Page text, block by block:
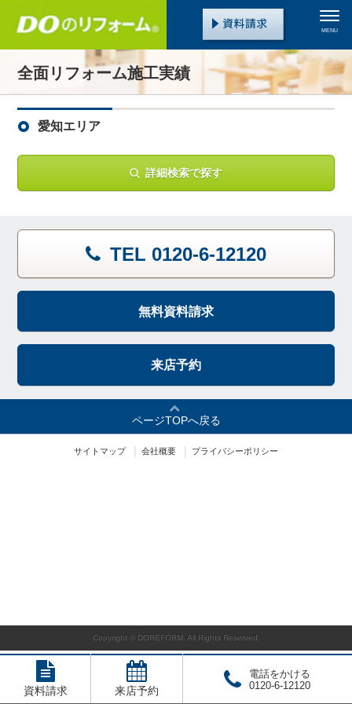
MENU
全面リフォーム施工実績
愛知エリア
詳細検索で探す
TEL 0120-6-12120
無料資料請求
来店予約
ページTOPへ戻る
サイトマップ 会社概要 プライバシーポリシー
資料請求 来店予約
電話をかける
0120-6-12120
Copyright © DOREFORM. All Rights Reserved.